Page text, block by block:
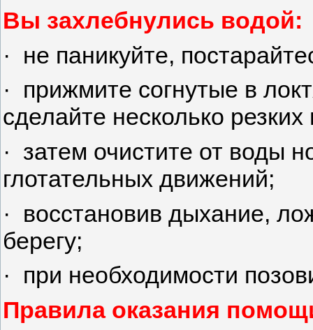
Вы захлебнулись водой:
· не паникуйте,
· прижмите согнутые в
сделайте несколько
· затем очистите от воды
глотательных движений;
· восстановив дыхание,
берегу;
· при необходимости
Правила оказания